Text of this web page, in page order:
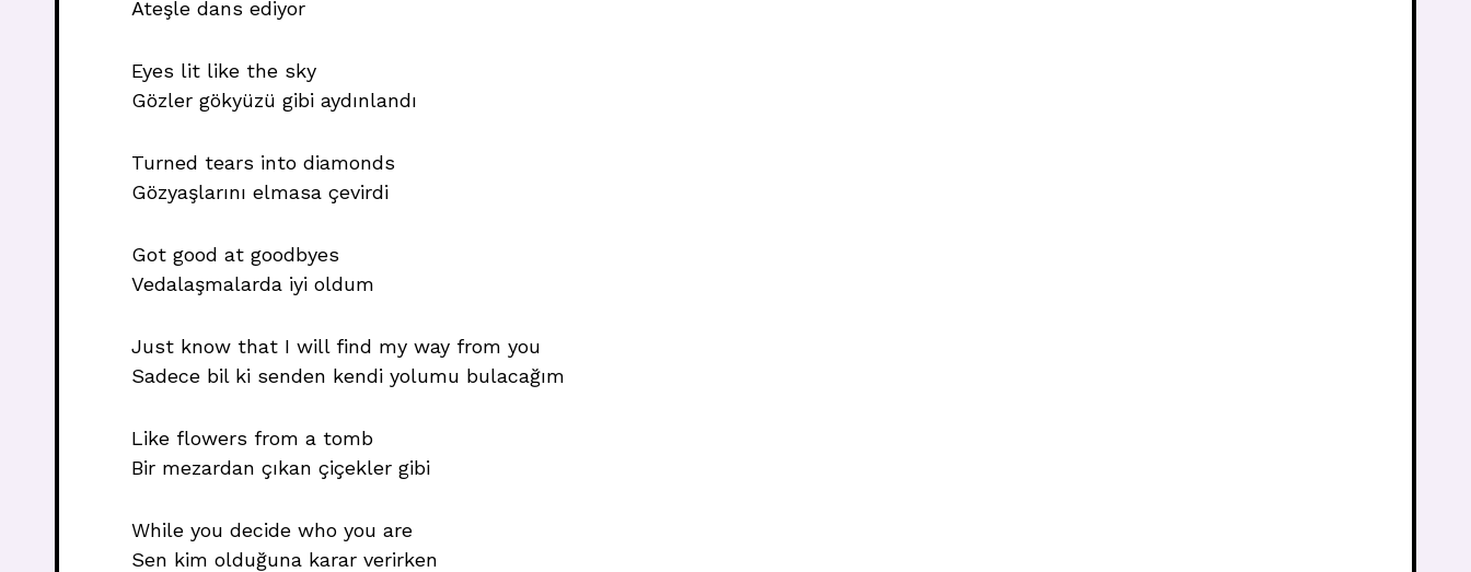
Ateşle dans ediyor
Eyes lit like the sky
Gözler gökyüzü gibi aydınlandı
Turned tears into diamonds
Gözyaşlarını elmasa çevirdi
Got good at goodbyes
Vedalaşmalarda iyi oldum
Just know that I will find my way from you
Sadece bil ki senden kendi yolumu bulacağım
Like flowers from a tomb
Bir mezardan çıkan çiçekler gibi
While you decide who you are
Sen kim olduğuna karar verirken